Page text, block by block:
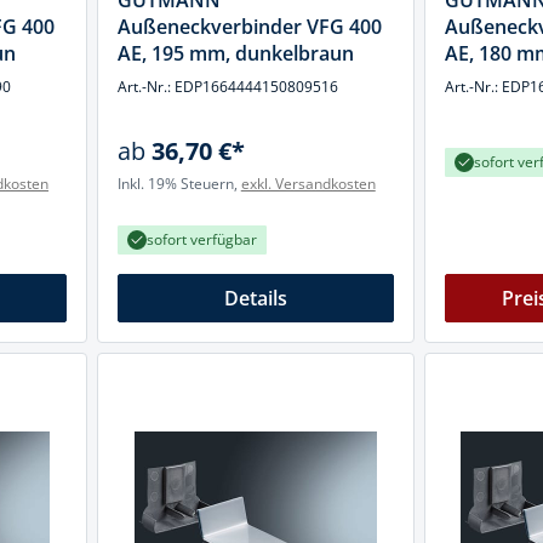
und Klemmsysteme
Ziehklingen
400
Außeneckverbinder VFG 400
AE, 195 mm, dunkelbraun
Art.-Nr.: EDP1664444150809516
ab36,70 €*
Inkl. 19% Steuern, exkl. Versandkosten
sofort verfügbar
Details
AE, 180
Art.-Nr.:
sofort